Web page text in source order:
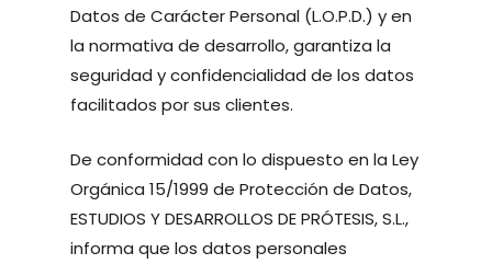
Datos de Carácter Personal (L.O.P.D.) y en
la normativa de desarrollo, garantiza la
seguridad y confidencialidad de los datos
facilitados por sus clientes.
De conformidad con lo dispuesto en la Ley
Orgánica 15/1999 de Protección de Datos,
ESTUDIOS Y DESARROLLOS DE PRÓTESIS, S.L.,
informa que los datos personales